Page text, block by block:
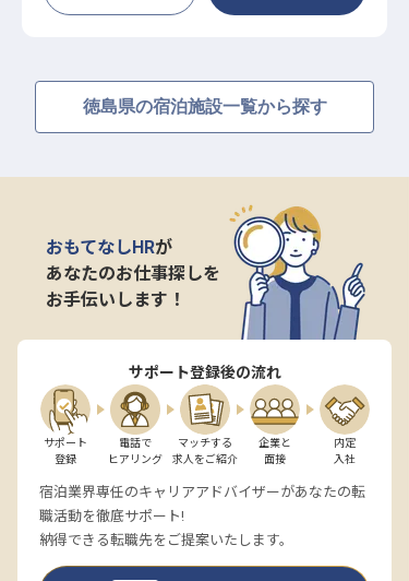
徳島県の宿泊施設一覧から探す
おもてなしHRが
あなたのお仕事探しを
お手伝いします！
サポート登録後の流れ
サポート
登録
電話で
ヒアリング
マッチする
求人をご紹介
企業と
面接
内定
入社
宿泊業界専任のキャリアアドバイザーがあなたの転
職活動を徹底サポート!
納得できる転職先をご提案いたします。